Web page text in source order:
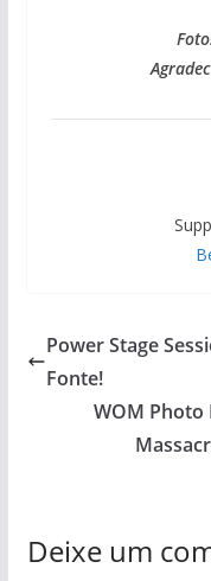
Power Stage
Fonte!
WOM Photo
Deixe um